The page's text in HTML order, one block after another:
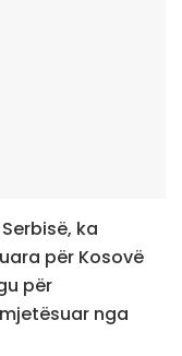
ka
për Kosovë
për
nga